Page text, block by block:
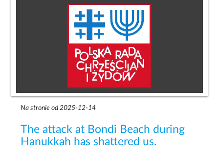
Na stronie od 2025-12-14
The attack at Bondi Beach during
Hanukkah has shattered us.